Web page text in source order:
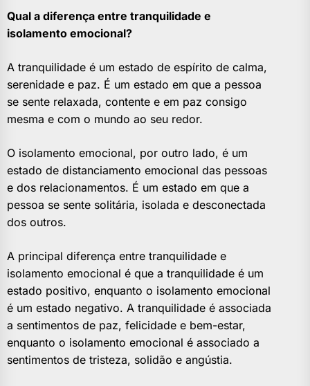
Qual a diferença entre tranquilidade e
isolamento emocional?
A tranquilidade é um estado de espírito de calma,
serenidade e paz. É um estado em que a pessoa
se sente relaxada, contente e em paz consigo
mesma e com o mundo ao seu redor.
O isolamento emocional, por outro lado, é um
estado de distanciamento emocional das pessoas
e dos relacionamentos. É um estado em que a
pessoa se sente solitária, isolada e desconectada
dos outros.
A principal diferença entre tranquilidade e
isolamento emocional é que a tranquilidade é um
estado positivo, enquanto o isolamento emocional
é um estado negativo. A tranquilidade é associada
a sentimentos de paz, felicidade e bem-estar,
enquanto o isolamento emocional é associado a
sentimentos de tristeza, solidão e angústia.